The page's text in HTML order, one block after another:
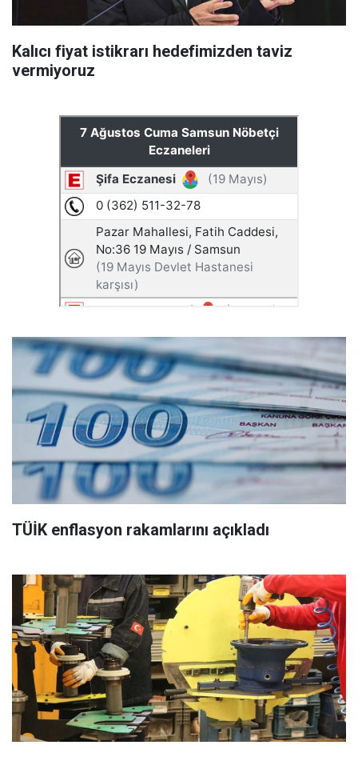
Kalıcı fiyat istikrarı hedefimizden taviz
vermiyoruz
TÜİK enflasyon rakamlarını açıkladı